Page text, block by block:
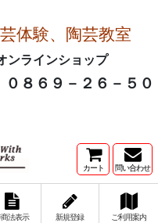
体験、陶芸教室
ラインショップ
８６９－２６－５０
カート 問い合わせ
法表示 新規登録 ご利用案内